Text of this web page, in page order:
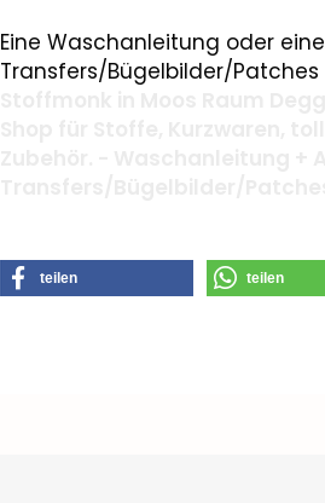
Eine Waschanleitung oder
Transfers/Bügelbilder/
teilen teilen